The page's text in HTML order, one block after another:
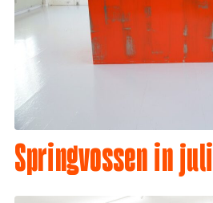
Springvossen in juli